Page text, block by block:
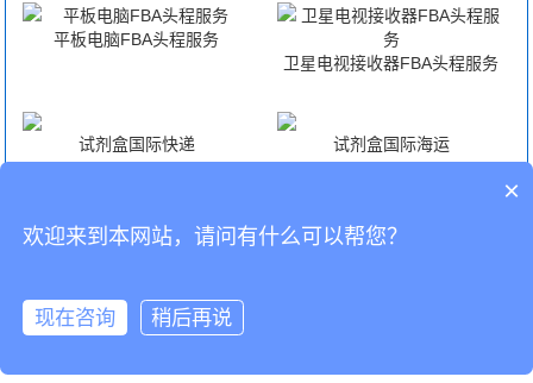
平板电脑FBA头程服务
卫星电视接收器FBA头程服务
试剂盒国际快递 试剂盒国际海运
试剂盒国际空运 试剂盒海外仓代发货
CopyRight © 深圳市韬博供应链有限公司
×
欢迎来到本网站，请问有什么可以帮您？
现在咨询 稍后再说